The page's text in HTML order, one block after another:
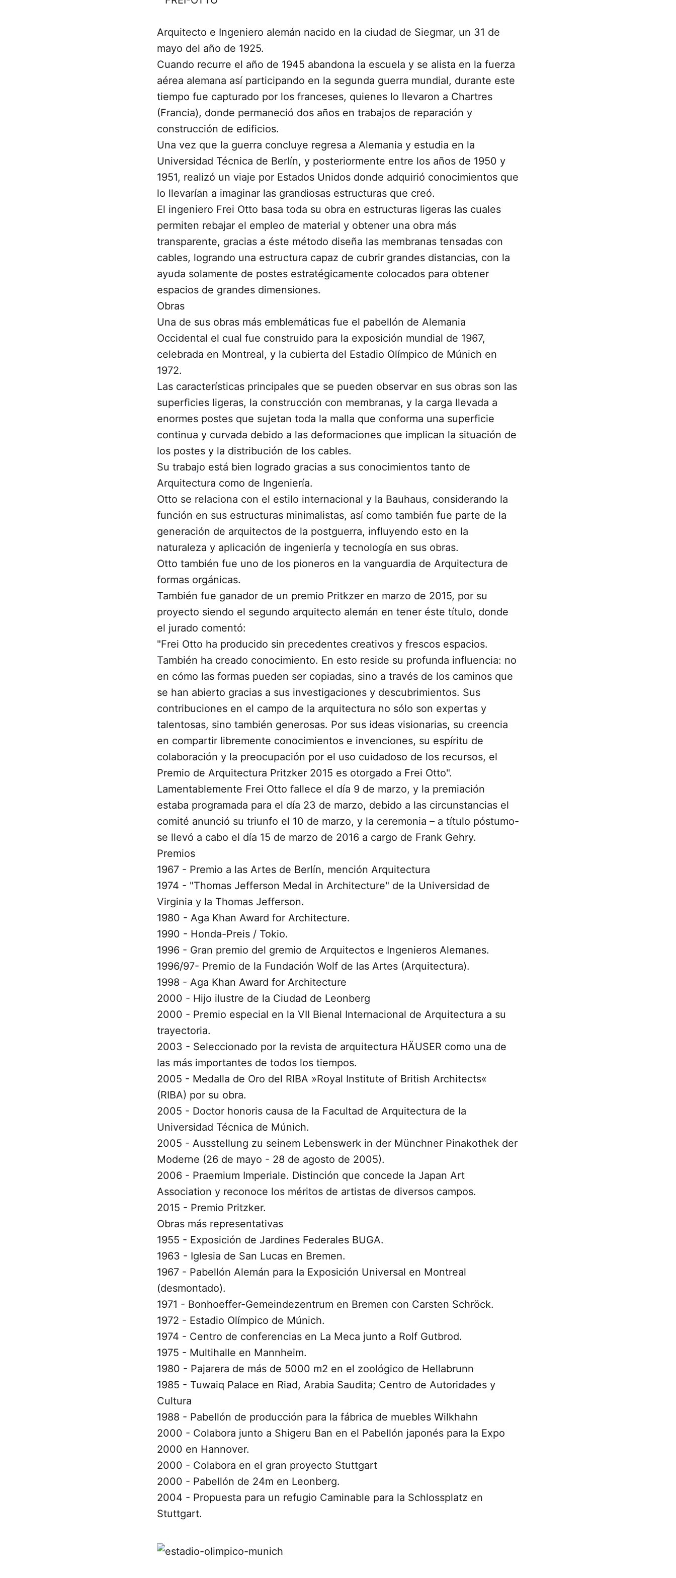
Arquitecto e Ingeniero alemán nacido en la ciudad de Siegmar, un 31 de
mayo del año de 1925.
Cuando recurre el año de 1945 abandona la escuela y se alista en la fuerza
aérea alemana así participando en la segunda guerra mundial, durante este
tiempo fue capturado por los franceses, quienes lo llevaron a Chartres
(Francia), donde permaneció dos años en trabajos de reparación y
construcción de edificios.
Una vez que la guerra concluye regresa a Alemania y estudia en la
Universidad Técnica de Berlín, y posteriormente entre los años de 1950 y
1951, realizó un viaje por Estados Unidos donde adquirió conocimientos que
lo llevarían a imaginar las grandiosas estructuras que creó.
El ingeniero Frei Otto basa toda su obra en estructuras ligeras las cuales
permiten rebajar el empleo de material y obtener una obra más
transparente, gracias a éste método diseña las membranas tensadas con
cables, logrando una estructura capaz de cubrir grandes distancias, con la
ayuda solamente de postes estratégicamente colocados para obtener
espacios de grandes dimensiones.
Obras
Una de sus obras más emblemáticas fue el pabellón de Alemania
Occidental el cual fue construido para la exposición mundial de 1967,
celebrada en Montreal, y la cubierta del Estadio Olímpico de Múnich en
1972.
Las características principales que se pueden observar en sus obras son las
superficies ligeras, la construcción con membranas, y la carga llevada a
enormes postes que sujetan toda la malla que conforma una superficie
continua y curvada debido a las deformaciones que implican la situación de
los postes y la distribución de los cables.
Su trabajo está bien logrado gracias a sus conocimientos tanto de
Arquitectura como de Ingeniería.
Otto se relaciona con el estilo internacional y la Bauhaus, considerando la
función en sus estructuras minimalistas, así como también fue parte de la
generación de arquitectos de la postguerra, influyendo esto en la
naturaleza y aplicación de ingeniería y tecnología en sus obras.
Otto también fue uno de los pioneros en la vanguardia de Arquitectura de
formas orgánicas.
También fue ganador de un premio Pritkzer en marzo de 2015, por su
proyecto siendo el segundo arquitecto alemán en tener éste título, donde
el jurado comentó:
"Frei Otto ha producido sin precedentes creativos y frescos espacios.
También ha creado conocimiento. En esto reside su profunda influencia: no
en cómo las formas pueden ser copiadas, sino a través de los caminos que
se han abierto gracias a sus investigaciones y descubrimientos. Sus
contribuciones en el campo de la arquitectura no sólo son expertas y
talentosas, sino también generosas. Por sus ideas visionarias, su creencia
en compartir libremente conocimientos e invenciones, su espíritu de
colaboración y la preocupación por el uso cuidadoso de los recursos, el
Premio de Arquitectura Pritzker 2015 es otorgado a Frei Otto".
Lamentablemente Frei Otto fallece el día 9 de marzo, y la premiación
estaba programada para el día 23 de marzo, debido a las circunstancias el
comité anunció su triunfo el 10 de marzo, y la ceremonia – a título póstumo-
se llevó a cabo el día 15 de marzo de 2016 a cargo de Frank Gehry.
Premios
1967 - Premio a las Artes de Berlín, mención Arquitectura
1974 - "Thomas Jefferson Medal in Architecture" de la Universidad de
Virginia y la Thomas Jefferson.
1980 - Aga Khan Award for Architecture.​
1990 - Honda-Preis / Tokio.
1996 - Gran premio del gremio de Arquitectos e Ingenieros Alemanes.
1996/97- Premio de la Fundación Wolf de las Artes (Arquitectura).
1998 - Aga Khan Award for Architecture
2000 - Hijo ilustre de la Ciudad de Leonberg
2000 - Premio especial en la VII Bienal Internacional de Arquitectura a su
trayectoria.
2003 - Seleccionado por la revista de arquitectura HÄUSER como una de
las más importantes de todos los tiempos.
2005 - Medalla de Oro del RIBA »Royal Institute of British Architects«
(RIBA) por su obra.
2005 - Doctor honoris causa de la Facultad de Arquitectura de la
Universidad Técnica de Múnich.
2005 - Ausstellung zu seinem Lebenswerk in der Münchner Pinakothek der
Moderne (26 de mayo - 28 de agosto de 2005).
2006 - Praemium Imperiale.​ Distinción que concede la Japan Art
Association y reconoce los méritos de artistas de diversos campos.
2015 - Premio Pritzker.
Obras más representativas
1955 - Exposición de Jardines Federales BUGA.
1963 - Iglesia de San Lucas en Bremen.
1967 - Pabellón Alemán para la Exposición Universal en Montreal
(desmontado).
1971 - Bonhoeffer-Gemeindezentrum en Bremen con Carsten Schröck.
1972 - Estadio Olímpico de Múnich.
1974 - Centro de conferencias en La Meca junto a Rolf Gutbrod.
1975 - Multihalle en Mannheim.
1980 - Pajarera de más de 5000 m2 en el zoológico de Hellabrunn
1985 - Tuwaiq Palace en Riad, Arabia Saudita; Centro de Autoridades y
Cultura
1988 - Pabellón de producción para la fábrica de muebles Wilkhahn
2000 - Colabora junto a Shigeru Ban en el Pabellón japonés para la Expo
2000 en Hannover.
2000 - Colabora en el gran proyecto Stuttgart
2000 - Pabellón de 24m en Leonberg.
2004 - Propuesta para un refugio Caminable para la Schlossplatz en
Stuttgart.